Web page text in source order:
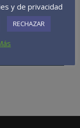
TASA
y de privacidad
RECHAZAR